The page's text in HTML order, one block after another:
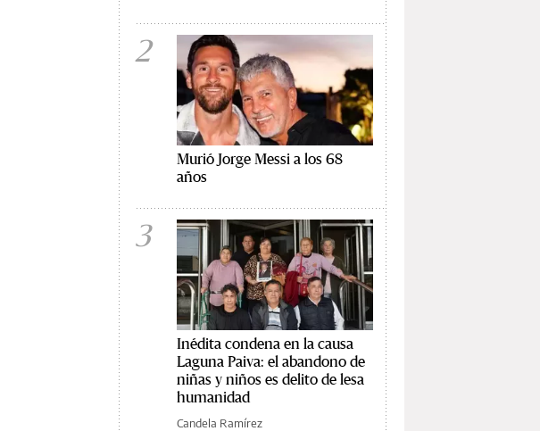
2
Murió Jorge Messi a los 68
años
3
Inédita condena en la causa
Laguna Paiva: el abandono de
niñas y niños es delito de lesa
humanidad
Candela Ramírez